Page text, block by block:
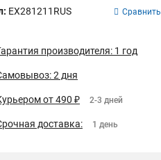
EX281211RUS Сравнить
производителя: 1 год
2 дня
от 490 ₽ 2-3 дней
доставка: 1 день